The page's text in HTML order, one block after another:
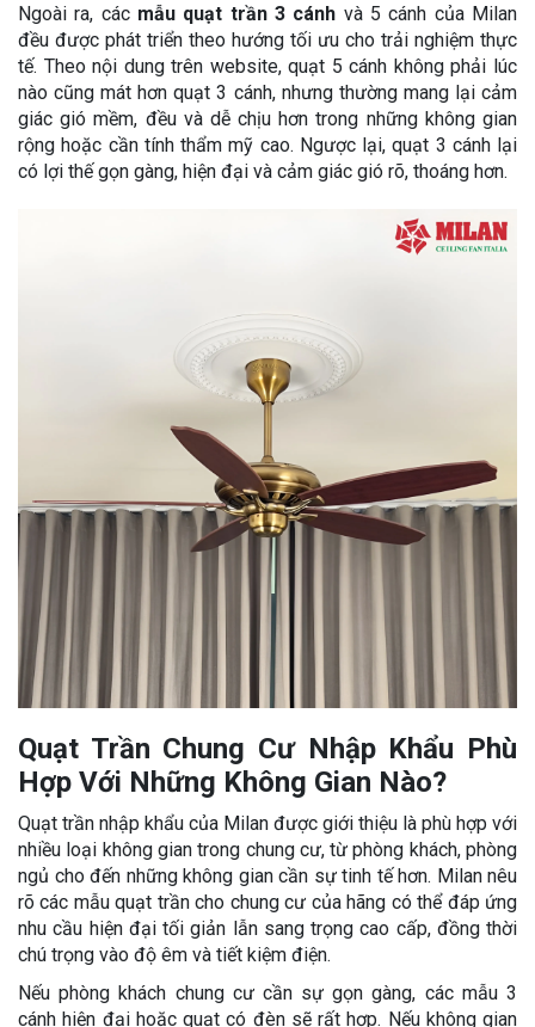
Ngoài ra, cácmẫu quạt trần 3 cánh và 5 cánh của Milan
đều được phát triển theo hướng tối ưu cho trải nghiệm thực
tế. Theo nội dung trên website, quạt 5 cánh không phải lúc
nào cũng mát hơn quạt 3 cánh, nhưng thường mang lại cảm
giác gió mềm, đều và dễ chịu hơn trong những không gian
rộng hoặc cần tính thẩm mỹ cao. Ngược lại, quạt 3 cánh lại
có lợi thế gọn gàng, hiện đại và cảm giác gió rõ, thoáng hơn.
Quạt Trần Chung Cư Nhập Khẩu Phù
Hợp Với Những Không Gian Nào?
Quạt trần nhập khẩu của Milan được giới thiệu là phù hợp với
nhiều loại không gian trong chung cư, từ phòng khách, phòng
ngủ cho đến những không gian cần sự tinh tế hơn. Milan nêu
rõ các mẫu quạt trần cho chung cư của hãng có thể đáp ứng
nhu cầu hiện đại tối giản lẫn sang trọng cao cấp, đồng thời
chú trọng vào độ êm và tiết kiệm điện.
Nếu phòng khách chung cư cần sự gọn gàng, các mẫu 3
cánh hiện đại hoặc quạt có đèn sẽ rất hợp. Nếu không gian